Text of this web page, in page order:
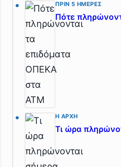
ΠΡΙΝ 5 ΗΜΈΡΕΣ
Πότε
Η ΑΡΧΉ
Τι ώρα